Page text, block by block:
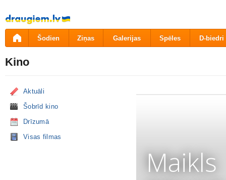
Pāriet
uz
saturu
Šodien Ziņas Galerijas Spēles D-biedri
Kino
Aktuāli
Šobrīd kino
Drīzumā
Visas filmas
Maikls